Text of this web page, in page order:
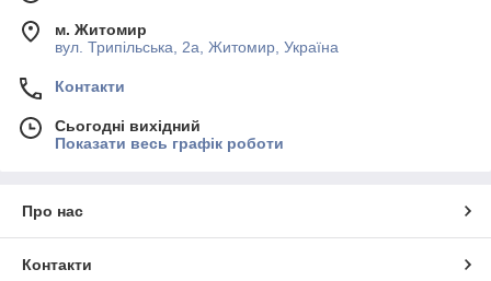
м. Житомир
вул. Трипільська, 2а, Житомир, Україна
Контакти
Сьогодні вихідний
Показати весь графік роботи
Про нас
Контакти